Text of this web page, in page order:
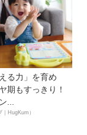
る力」を育め
期もすっきり！
...
HugKum）